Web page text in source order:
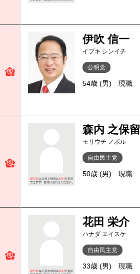
伊吹 信一
イブキ シンイチ
公明党
54歳 (男) 現職
森内 之保留
モリウチ ノボル
自由民主党
50歳 (男) 現職
花田 栄介
ハナダ エイスケ
自由民主党
33歳 (男) 現職